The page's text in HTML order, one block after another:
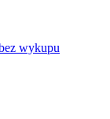
wykupu